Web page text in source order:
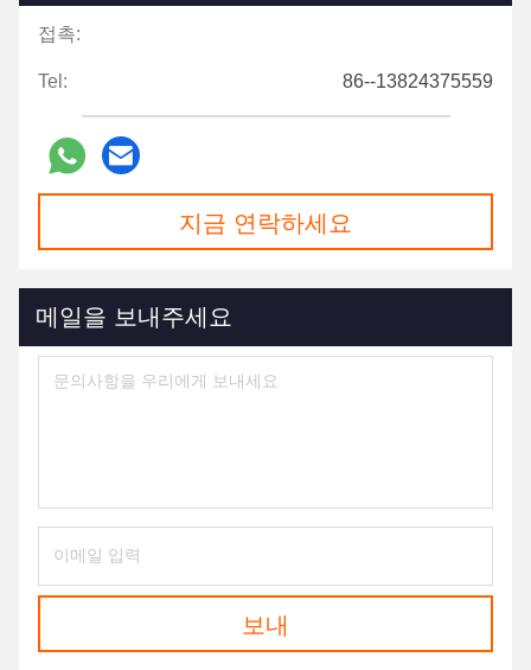
접촉:
Tel: 86--13824375559
지금 연락하세요
메일을 보내주세요
보내